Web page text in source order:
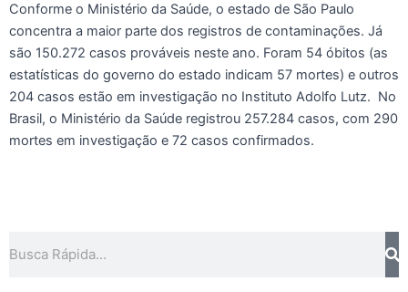
Conforme o Ministério da Saúde, o estado de São Paulo
concentra a maior parte dos registros de contaminações. Já
são 150.272 casos prováveis neste ano. Foram 54 óbitos (as
estatísticas do governo do estado indicam 57 mortes) e outros
204 casos estão em investigação no Instituto Adolfo Lutz. No
Brasil, o Ministério da Saúde registrou 257.284 casos, com 290
mortes em investigação e 72 casos confirmados.